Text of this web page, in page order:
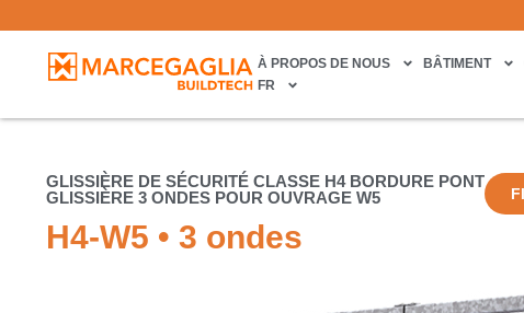
À PROPOS DE NOUS BÂTIMENT
FR
GLISSIÈRE DE SÉCURITÉ CLASSE H4 BORDURE PONT
GLISSIÈRE 3 ONDES POUR OUVRAGE W5
H4-W5 • 3 ondes